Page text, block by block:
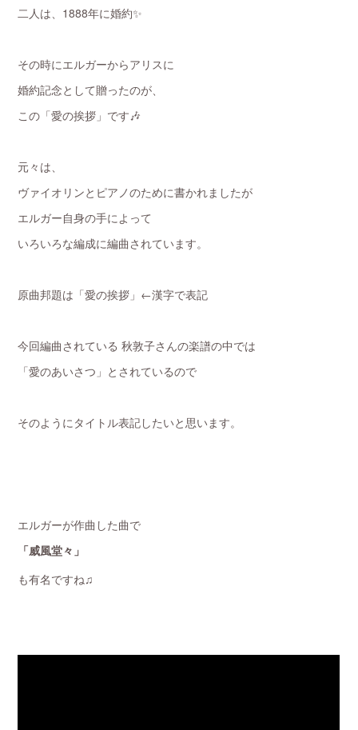
二人は、1888年に婚約✨
その時にエルガーからアリスに
婚約記念として贈ったのが、
この「愛の挨拶」です🎶
元々は、
ヴァイオリンとピアノのために書かれましたが
エルガー自身の手によって
いろいろな編成に編曲されています。
原曲邦題は「愛の挨拶」←漢字で表記
今回編曲されている 秋敦子さんの楽譜の中では
「愛のあいさつ」とされているので
そのようにタイトル表記したいと思います。
エルガーが作曲した曲で
「威風堂々」
も有名ですね♫